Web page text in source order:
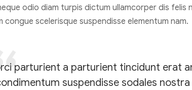
odio diam turpis dictum ullamcorper dis felis
scelerisque suspendisse elementum nam.
parturient a parturient tincidunt erat
suspendisse sodales nostra